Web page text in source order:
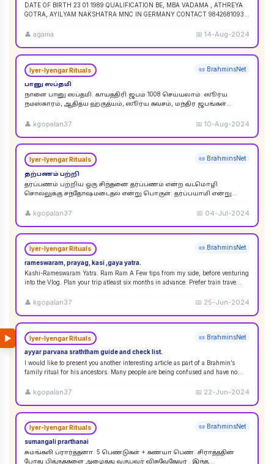
▶
DATE OF BIRTH 23 01 1989 QUALIFICATION BE, MBA VADAMA , ATHREYA
GOTRA, AYILYAM NAKSHATRA MNC IN GERMANY CONTACT 9842681093 /
👤 agama 📅14-Aug-2024
Iyer-Iyengar Rituals 📜 BrahminsNet
பானு ஸப்தமி
நாளை பானு ஸப்தமி. காயத்திரி ஜபம் 1008 செய்யலாம். ஸூர்ய
நமஸ்காரம், ஆதித்ய ஹ்ருத்யம், ஸூர்ய கவசம், மந்திர ஜபங்கள்
👤 kgopalan37 📅10-Aug-2024
Iyer-Iyengar Rituals 📜 BrahminsNet
தற்பணம் பற்றி
தர்ப்பணம் பற்றிய ஒரு சிந்தனை தர்ப்பணம் என்ற வடமொழி
சொல்லுக்கு சந்தோஷமடைதல் என்று பொருள். தர்ப்பயாமி என்று
கொள்ளலாம்...
👤 kgopalan37 📅 04-Jul-2024
Iyer-Iyengar Rituals 📜 BrahminsNet
rameswaram, prayag, kasi ,gaya yatra.
Kashi-Rameswaram Yatra. Ram Ram A Few tips from my side, before venturing
into the Vlog. Plan your trip atleast six months in advance. Prefer train trave...
👤 kgopalan37 📅 25-Jun-2024
Iyer-Iyengar Rituals 📜 BrahminsNet
ayyar parvana sraththam guide and check list.
I would like to present you another interesting article as part of a Brahmin’s
family ritual for his ancestors. Many people are being confused and have no
👤 kgopalan37 📅 22-Jun-2024
Iyer-Iyengar Rituals 📜 BrahminsNet
sumangali prarthanai
சுமங்கலி ப்ரார்த்தனா. 5 பெண்டுகள் + கண்யா பெண். சிராத்ததின்
போது பித்ருக்களை அழைத்து வருபவர் விசுவேதேவர் . இந்த